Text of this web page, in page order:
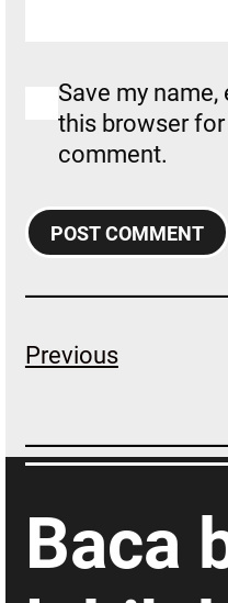
Save my
this browser for
comment.
Previous
Baca